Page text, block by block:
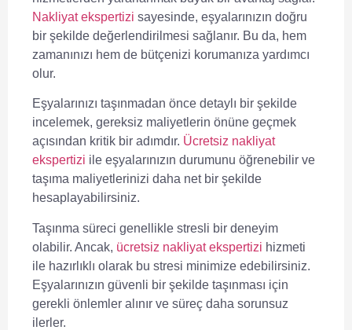
Nakliyat ekspertizi sayesinde, eşyalarınızın doğru
bir şekilde değerlendirilmesi sağlanır. Bu da, hem
zamanınızı hem de bütçenizi korumanıza yardımcı
olur.
Eşyalarınızı taşınmadan önce detaylı bir şekilde
incelemek, gereksiz maliyetlerin önüne geçmek
açısından kritik bir adımdır. Ücretsiz nakliyat
ekspertizi ile eşyalarınızın durumunu öğrenebilir ve
taşıma maliyetlerinizi daha net bir şekilde
hesaplayabilirsiniz.
Taşınma süreci genellikle stresli bir deneyim
olabilir. Ancak, ücretsiz nakliyat ekspertizi hizmeti
ile hazırlıklı olarak bu stresi minimize edebilirsiniz.
Eşyalarınızın güvenli bir şekilde taşınması için
gerekli önlemler alınır ve süreç daha sorunsuz
ilerler.